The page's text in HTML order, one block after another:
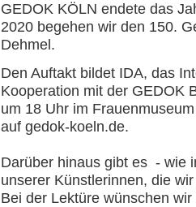
GEDOK KÖLN endete das
2020 begehen wir den 150.
Dehmel.
Den Auftakt bildet IDA, das
Kooperation mit der GEDOK
um 18 Uhr im
auf gedok-koeln.de.
Darüber hinaus gibt es - wie
unserer Künstlerinnen, die
Bei der Lektüre wünschen